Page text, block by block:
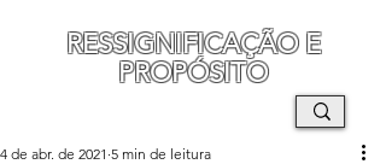
RESSIGNIFICAÇÃO E
PROPÓSITO
4 de abr. de 2021 5 min de leitura